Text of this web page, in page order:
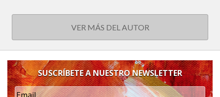
VER MÁS DEL AUTOR
SUSCRÍBETE A NUESTRO NEWSLETTER